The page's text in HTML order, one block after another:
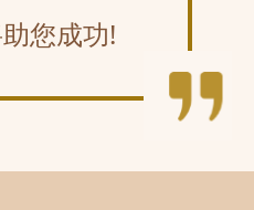
您成功!